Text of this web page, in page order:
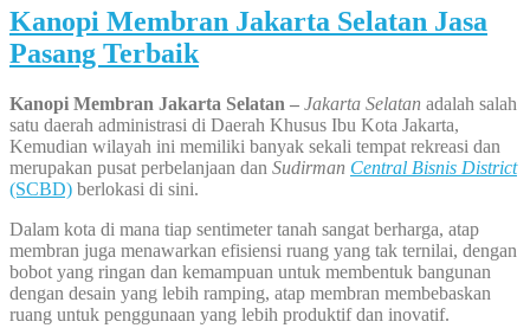
Kanopi Membran Jakarta Selatan Jasa
Pasang Terbaik
Kanopi Membran Jakarta Selatan – Jakarta Selatan adalah salah
satu daerah administrasi di Daerah Khusus Ibu Kota Jakarta,
Kemudian wilayah ini memiliki banyak sekali tempat rekreasi dan
merupakan pusat perbelanjaan dan Sudirman Central Bisnis District
(SCBD) berlokasi di sini.
Dalam kota di mana tiap sentimeter tanah sangat berharga, atap
membran juga menawarkan efisiensi ruang yang tak ternilai, dengan
bobot yang ringan dan kemampuan untuk membentuk bangunan
dengan desain yang lebih ramping, atap membran membebaskan
ruang untuk penggunaan yang lebih produktif dan inovatif.